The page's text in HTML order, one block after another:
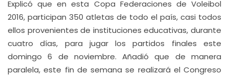
Explicó que en esta Copa Federaciones de Voleibol
2016, participan 350 atletas de todo el país, casi todos
ellos provenientes de instituciones educativas, durante
cuatro días, para jugar los partidos finales este
domingo 6 de noviembre. Añadió que de manera
paralela, este fin de semana se realizará el Congreso